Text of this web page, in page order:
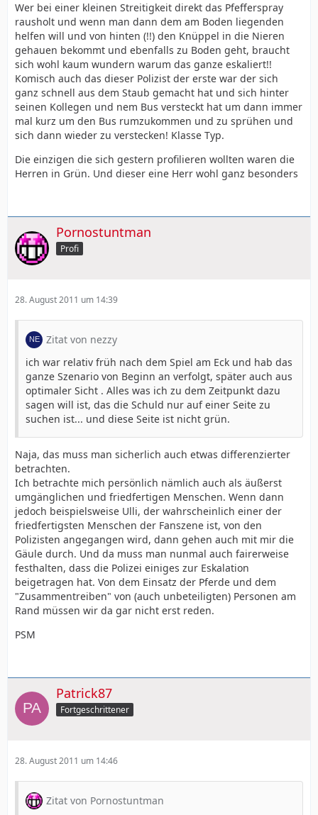
Wer bei einer kleinen Streitigkeit direkt das Pfefferspray
rausholt und wenn man dann dem am Boden liegenden
helfen will und von hinten (!!) den Knüppel in die Nieren
gehauen bekommt und ebenfalls zu Boden geht, braucht
sich wohl kaum wundern warum das ganze eskaliert!!
Komisch auch das dieser Polizist der erste war der sich
ganz schnell aus dem Staub gemacht hat und sich hinter
seinen Kollegen und nem Bus versteckt hat um dann immer
mal kurz um den Bus rumzukommen und zu sprühen und
sich dann wieder zu verstecken! Klasse Typ.
Die einzigen die sich gestern profilieren wollten waren die
Herren in Grün. Und dieser eine Herr wohl ganz besonders
Pornostuntman
Profi
28. August 2011 um 14:39
Zitat von nezzy
ich war relativ früh nach dem Spiel am Eck und hab das
ganze Szenario von Beginn an verfolgt, später auch aus
optimaler Sicht . Alles was ich zu dem Zeitpunkt dazu
sagen will ist, das die Schuld nur auf einer Seite zu
suchen ist... und diese Seite ist nicht grün.
Naja, das muss man sicherlich auch etwas differenzierter
betrachten.
Ich betrachte mich persönlich nämlich auch als äußerst
umgänglichen und friedfertigen Menschen. Wenn dann
jedoch beispielsweise Ulli, der wahrscheinlich einer der
friedfertigsten Menschen der Fanszene ist, von den
Polizisten angegangen wird, dann gehen auch mit mir die
Gäule durch. Und da muss man nunmal auch fairerweise
festhalten, dass die Polizei einiges zur Eskalation
beigetragen hat. Von dem Einsatz der Pferde und dem
"Zusammentreiben" von (auch unbeteiligten) Personen am
Rand müssen wir da gar nicht erst reden.
PSM
Patrick87
Fortgeschrittener
28. August 2011 um 14:46
Zitat von Pornostuntman